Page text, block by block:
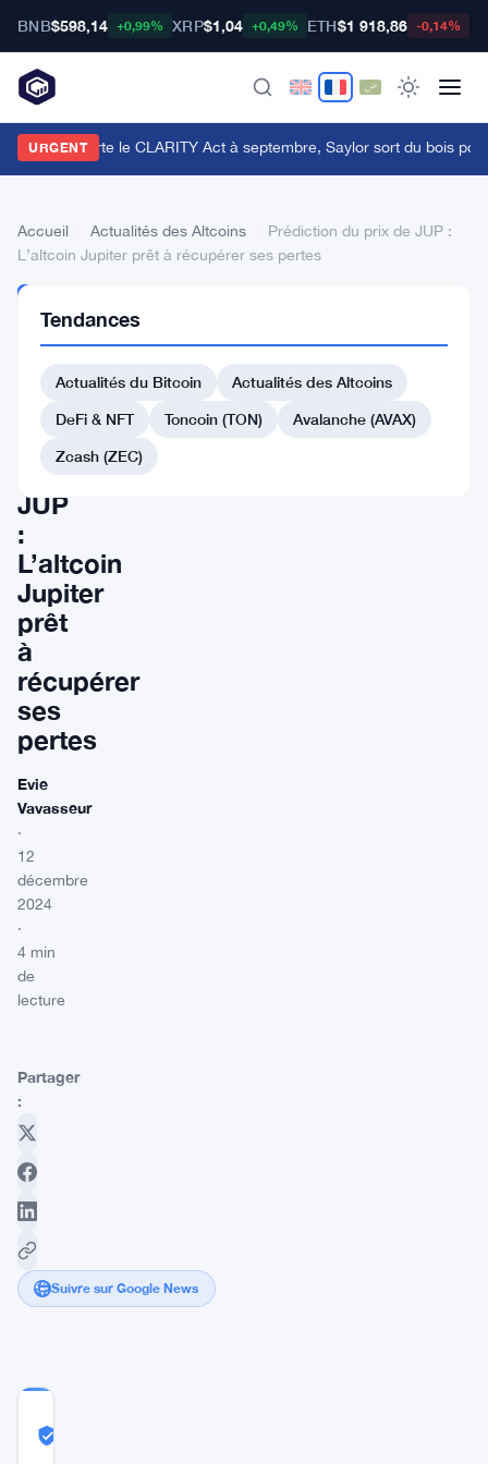
BNB$598,14 +0,99% XRP$1,04 +0,49% ETH$1 918,86 -0,14%
URGENT
Sénat reporte le CLARITY Act à septembre, Saylor sort du bois
Accueil Actualités des Altcoins
Prédiction du prix de JUP :
L’altcoin Jupiter prêt à récupérer ses pertes
DES
ALTCOINS
Prédiction
prix
JUP
:
L’altcoin
Jupiter
prêt
à
récupérer
ses
pertes
Evie
Vavasseur
·
12
décembre
2024
·
4 min
de
lecture
Partager
:
Suivre sur Google News
Tendances
Actualités du Bitcoin
Actualités des Altcoins
DeFi & NFT
Toncoin (TON)
Avalanche (AVAX)
Zcash (ZEC)